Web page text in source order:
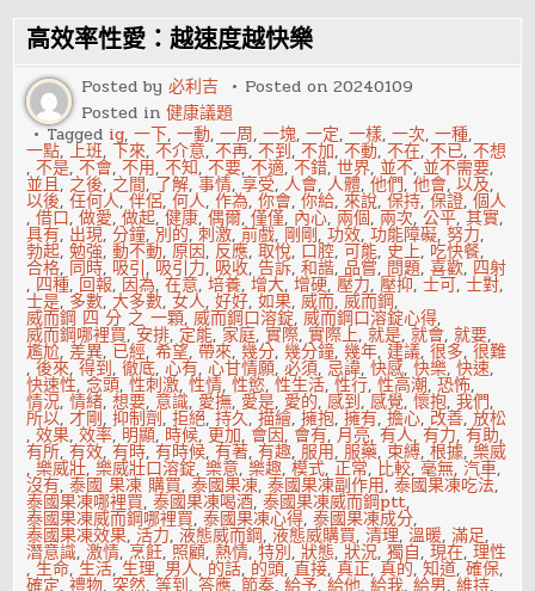
不
已
的
口
活
技
巧
高效率性愛：越速度越快樂
Posted by必利吉 Posted on20240109
Posted in健康議題
Tagged ig,一下,一動,一周,一塊,一定,一樣,一次,一種,
一點,上班,下來,不介意,不再,不到,不加,不動,不在,不已,不想
,不是,不會,不用,不知,不要,不適,不錯,世界,並不,並不需要,
並且, 之後, 之間, 了解,事情,享受,人會,人體,他們,他會,以及,
以後,任何人,伴侶,何人,作為,你會,你給,來說,保持,保證,個人
,借口,做愛,做起,健康,偶爾,僅僅, 內心, 兩個, 兩次,公平,其實,
具有, 出現,分鐘, 別的,刺激,前戲, 剛剛,功效,功能障礙,努力,
勃起,勉強,動不動,原因, 反應,取悅, 口腔,可能, 史上, 吃快餐,
合格, 同時, 吸引, 吸引力, 吸收,告訴,和諧, 品嘗, 問題,喜歡, 四射
, 四種, 回報, 因為,在意,培養,增大,增硬,壓力,壓抑,士可,士對,
士是, 多數,大多數,女人,好好,如果,威而,威而鋼,
威而鋼 四 分 之 一顆,威而鋼口溶錠,威而鋼口溶錠心得,
威而鋼哪裡買, 安排, 定能, 家庭,實際,實際上,就是,就會,就要,
尷尬,差異, 已經,希望,帶來,幾分,幾分鐘,幾年, 建議,很多,很難
,後來,得到,徹底,心有,心甘情願,必須, 忌諱,快感,快樂,快速,
快速性,念頭,性刺激,性情,性慾,性生活,性行,性高潮,恐怖,
情況,情緒,想要, 意識, 愛撫, 愛是, 愛的,感到,感覺,懷抱,我們,
所以,才剛,抑制劑,拒絕,持久,描繪,擁抱,擁有,擔心, 改善,放松
,效果,效率, 明顯, 時候, 更加, 會因, 會有, 月亮,有人,有力,有助,
有所,有效,有時,有時候,有著,有趣,服用,服藥,束縛,根據,樂威
,樂威壯,樂威壯口溶錠,樂意,樂趣,模式,正常, 比較,毫無,汽車,
沒有,泰國 果凍 購買,泰國果凍,泰國果凍副作用,泰國果凍吃法,
泰國果凍哪裡買,泰國果凍喝酒,泰國果凍威而鋼ptt,
泰國果凍威而鋼哪裡買,泰國果凍心得,泰國果凍成分,
泰國果凍效果,活力,液態威而鋼,液態威購買,清理,溫暖,滿足,
潛意識,激情, 烹飪, 照顧,熱情,特別,狀態,狀況,獨自,現在,理性
,生命,生活,生理, 男人, 的話, 的頭,直接,真正,真的,知道,確保,
確定,禮物,突然,等到,答應,節奏,給予,給他,給我,給男,維持,